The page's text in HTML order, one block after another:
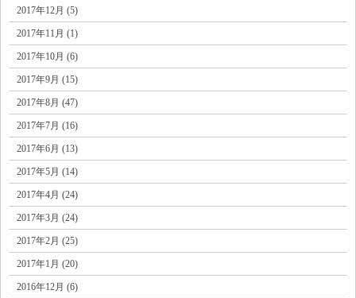
2017年12月 (5)
2017年11月 (1)
2017年10月 (6)
2017年9月 (15)
2017年8月 (47)
2017年7月 (16)
2017年6月 (13)
2017年5月 (14)
2017年4月 (24)
2017年3月 (24)
2017年2月 (25)
2017年1月 (20)
2016年12月 (6)